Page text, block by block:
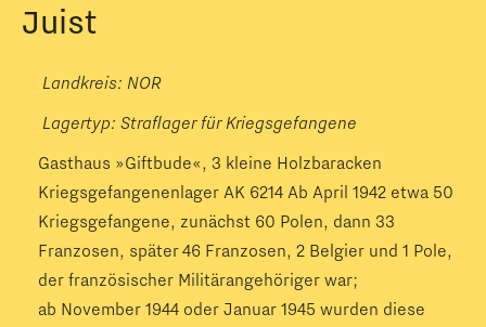
Juist
Landkreis: NOR
Lagertyp: Straflager für Kriegsgefangene
Gasthaus »Giftbude«, 3 kleine Holzbaracken
Kriegsgefangenenlager AK 6214 Ab April 1942 etwa 50
Kriegsgefangene, zunächst 60 Polen, dann 33
Franzosen, später 46 Franzosen, 2 Belgier und 1 Pole,
der französischer Militärangehöriger war;
ab November 1944 oder Januar 1945 wurden diese